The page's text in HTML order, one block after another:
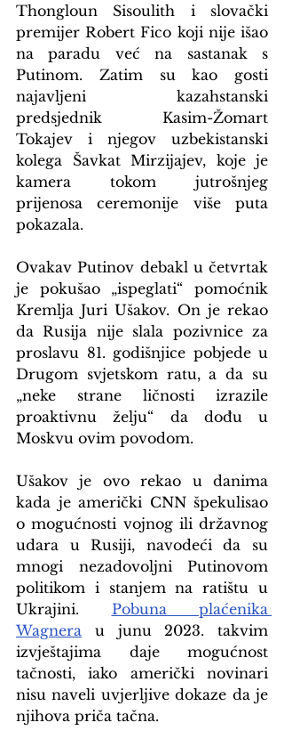
Thongloun Sisoulith i slovački
premijer Robert Fico koji nije išao
na paradu već na sastanak s
Putinom. Zatim su kao gosti
najavljeni kazahstanski
predsjednik Kasim-Žomart
Tokajev i njegov uzbekistanski
kolega Šavkat Mirzijajev, koje je
kamera tokom jutrošnjeg
prijenosa ceremonije više puta
pokazala.
Ovakav Putinov debakl u četvrtak
je pokušao „ispeglati“ pomoćnik
Kremlja Juri Ušakov. On je rekao
da Rusija nije slala pozivnice za
proslavu 81. godišnjice pobjede u
Drugom svjetskom ratu, a da su
„neke strane ličnosti izrazile
proaktivnu želju“ da dođu u
Moskvu ovim povodom.
Ušakov je ovo rekao u danima
kada je američki CNN špekulisao
o mogućnosti vojnog ili državnog
udara u Rusiji, navodeći da su
mnogi nezadovoljni Putinovom
politikom i stanjem na ratištu u
Ukrajini. Pobuna plaćenika
Wagnera u junu 2023. takvim
izvještajima daje mogućnost
tačnosti, iako američki novinari
nisu naveli uvjerljive dokaze da je
njihova priča tačna.